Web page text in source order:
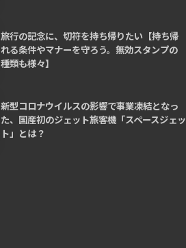
旅行の記念に、切符を持ち帰りたい【持ち帰
れる条件やマナーを守ろう。無効スタンプの
種類も様々】
新型コロナウイルスの影響で事業凍結となっ
た、国産初のジェット旅客機「スペースジェッ
ト」とは？